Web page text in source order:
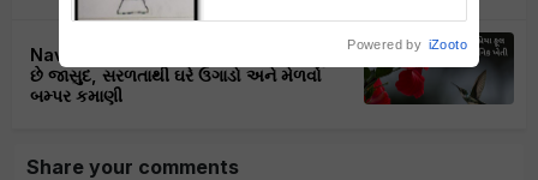
Navaratri Special: માં અંબાના પ્રિયા ફૂલ
છે જાસુદ, સરળતાથી ઘરે ઉગાડો અને મેળવો
બમ્પર કમાણી
Share your comments
Powered by iZooto